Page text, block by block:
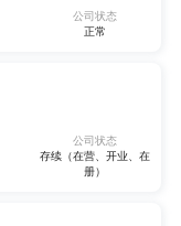
公司状态
正常
公司状态
存续（在营、开业、在
册）